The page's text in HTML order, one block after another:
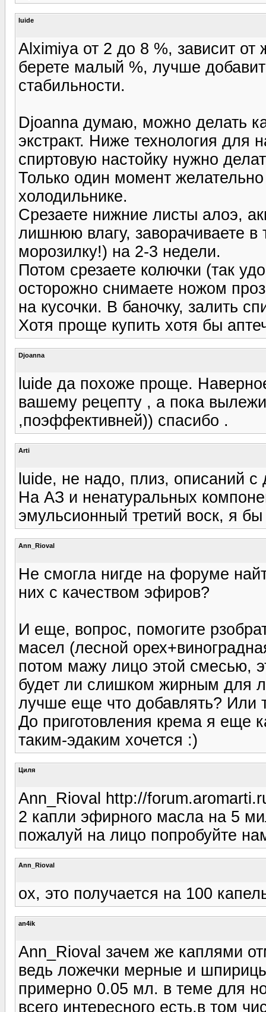
luide
Alximiya от 2 до 8 %, зависит
берете малый %, лучше
стабильности.
Djoanna думаю, можно делать
экстракт. Ниже технология для
спиртовую настойку нужно
Только один момент
холодильнике.
Срезаете нижние листы алоэ,
лишнюю влагу, заворачиваете в
морозилку!) на 2-3 недели.
Потом срезаете колючки (так
осторожно снимаете ножом
на кусочки. В баночку, залить
Хотя проще купить хотя бы
Djoanna
luide да похоже проще.
вашему рецепту , а пока
,поэффективней)) спасибо .
Arti
luide, не надо, плиз, описаний
На АЗ и ненатуральных
эмульсионный третий воск, я
Ann_Rioval
Не смогла нигде на форуме
них с качеством эфиров?
И еще, вопрос, помогите
масел (лесной
потом мажу лицо этой смесью,
будет ли слишком жирным для
лучше еще что добавлять? Или
До приготовления крема я еще
таким-эдаким хочется :)
Циля
Ann_Rioval http://
2 капли эфирного масла на 5
пожалуй на лицо попробуйте
Ann_Rioval
ох, это получается на 100
an4ik
Ann_Rioval зачем же каплями
ведь ложечки мерные и
примерно 0.05 мл. в теме для
всего интересного есть,в том